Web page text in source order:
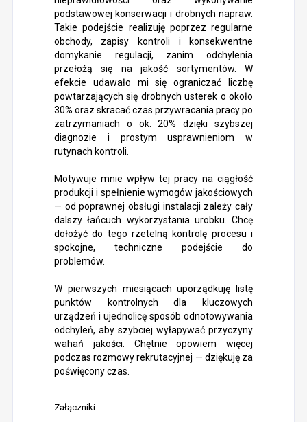
podstawowej konserwacji i drobnych napraw.
Takie podejście realizuję poprzez regularne
obchody, zapisy kontroli i konsekwentne
domykanie regulacji, zanim odchylenia
przełożą się na jakość sortymentów. W
efekcie udawało mi się ograniczać liczbę
powtarzających się drobnych usterek o około
30% oraz skracać czas przywracania pracy po
zatrzymaniach o ok. 20% dzięki szybszej
diagnozie i prostym usprawnieniom w
rutynach kontroli.
Motywuje mnie wpływ tej pracy na ciągłość
produkcji i spełnienie wymogów jakościowych
— od poprawnej obsługi instalacji zależy cały
dalszy łańcuch wykorzystania urobku. Chcę
dołożyć do tego rzetelną kontrolę procesu i
spokojne, techniczne podejście do
problemów.
W pierwszych miesiącach uporządkuję listę
punktów kontrolnych dla kluczowych
urządzeń i ujednolicę sposób odnotowywania
odchyleń, aby szybciej wyłapywać przyczyny
wahań jakości. Chętnie opowiem więcej
podczas rozmowy rekrutacyjnej — dziękuję za
poświęcony czas.
Załączniki: